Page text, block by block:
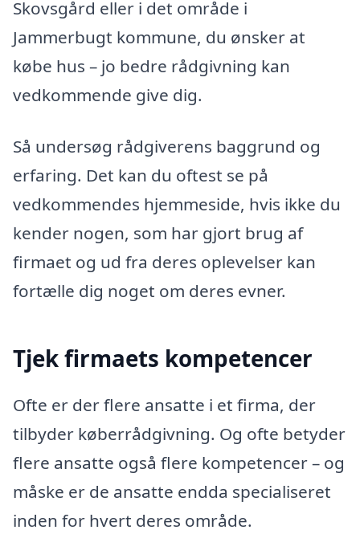
Skovsgård eller i det område i
Jammerbugt kommune, du ønsker at
købe hus – jo bedre rådgivning kan
vedkommende give dig.
Så undersøg rådgiverens baggrund og
erfaring. Det kan du oftest se på
vedkommendes hjemmeside, hvis ikke du
kender nogen, som har gjort brug af
firmaet og ud fra deres oplevelser kan
fortælle dig noget om deres evner.
Tjek firmaets kompetencer
Ofte er der flere ansatte i et firma, der
tilbyder køberrådgivning. Og ofte betyder
flere ansatte også flere kompetencer – og
måske er de ansatte endda specialiseret
inden for hvert deres område.